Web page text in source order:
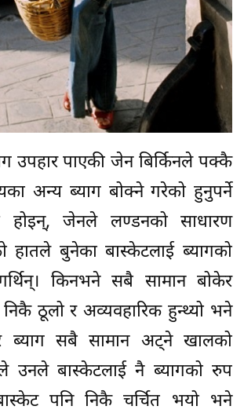
उपहार पाएकी जेन बिर्किनले पक्कै
अन्य ब्याग बोक्ने गरेको हुनुपर्ने
होइन्, जेनले लण्डनको साधारण
हातले बुनेका बास्केटलाई ब्यागको
किनभने सबै सामान बोकेर
ठूलो र अव्यवहारिक हुन्थ्यो भने
ब्याग सबै सामान अट्ने खालको
उनले बास्केटलाई नै ब्यागको रुप
पनि निकै चर्चित भयो भने